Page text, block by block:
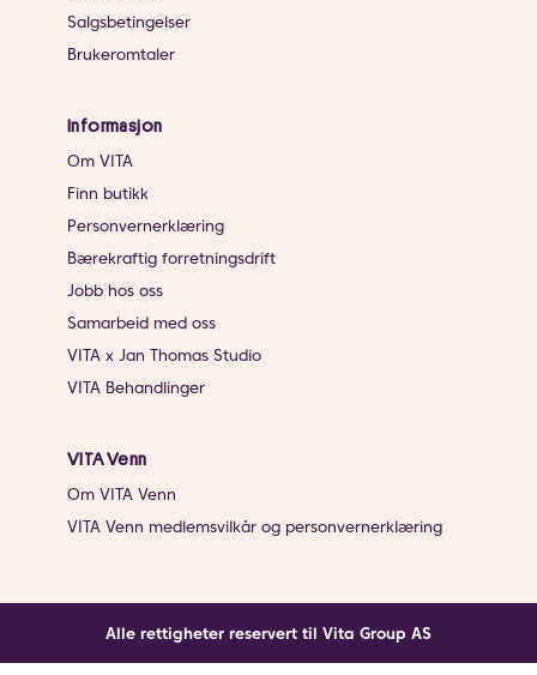
Salgsbetingelser
Brukeromtaler
Informasjon
Om VITA
Finn butikk
Personvernerklæring
Bærekraftig forretningsdrift
Jobb hos oss
Samarbeid med oss
VITA x Jan Thomas Studio
VITA Behandlinger
VITA Venn
Om VITA Venn
VITA Venn medlemsvilkår og personvernerklæring
Alle rettigheter reservert til Vita Group AS